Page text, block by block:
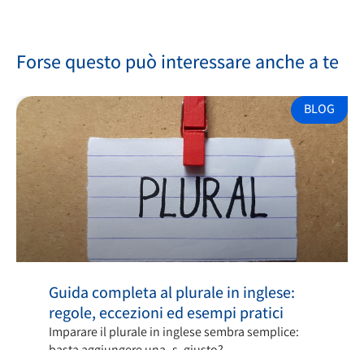
Forse questo può interessare anche a te
BLOG
Guida completa al plurale in inglese:
regole, eccezioni ed esempi pratici
Imparare il plurale in inglese sembra semplice: